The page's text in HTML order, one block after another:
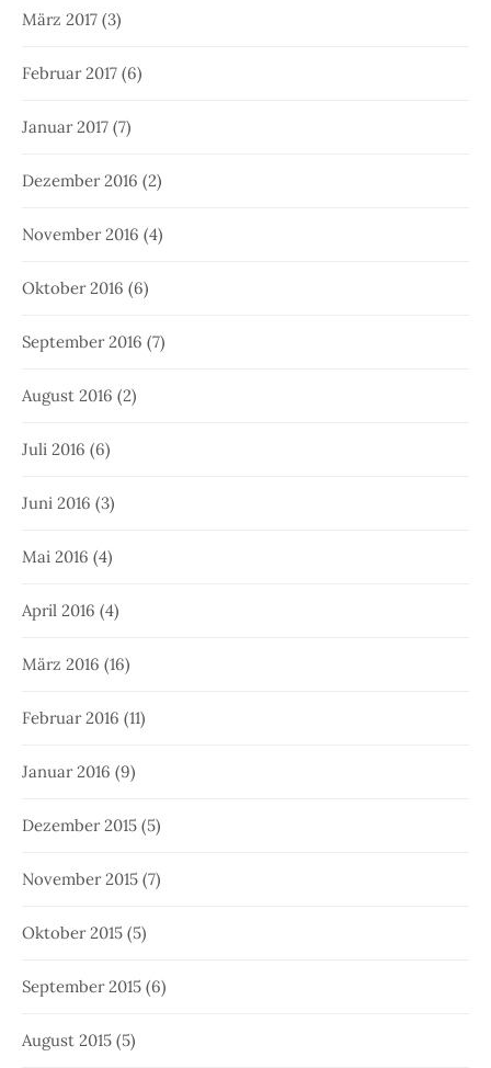
März 2017 (3)
Februar 2017 (6)
Januar 2017 (7)
Dezember 2016 (2)
November 2016 (4)
Oktober 2016 (6)
September 2016 (7)
August 2016 (2)
Juli 2016 (6)
Juni 2016 (3)
Mai 2016 (4)
April 2016 (4)
März 2016 (16)
Februar 2016 (11)
Januar 2016 (9)
Dezember 2015 (5)
November 2015 (7)
Oktober 2015 (5)
September 2015 (6)
August 2015 (5)